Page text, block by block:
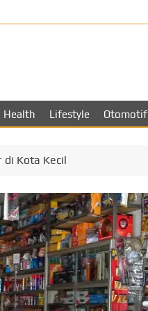
Health Lifestyle Otomotif
di Kota Kecil